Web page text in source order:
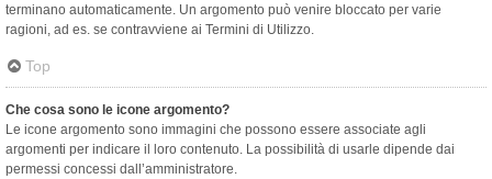
terminano automaticamente. Un argomento può venire bloccato per varie
ragioni, ad es. se contravviene ai Termini di Utilizzo.
Top
Che cosa sono le icone argomento?
Le icone argomento sono immagini che possono essere associate agli
argomenti per indicare il loro contenuto. La possibilità di usarle dipende dai
permessi concessi dall’amministratore.